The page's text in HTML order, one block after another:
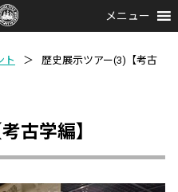
メニュー
ト ＞
歴史展示ツアー(3)【考古
古学編】